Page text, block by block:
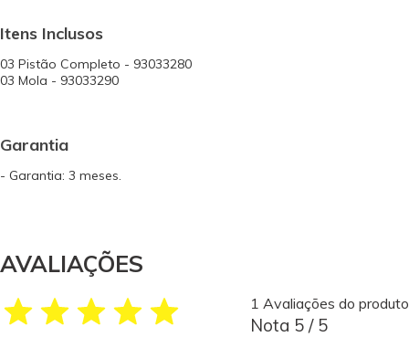
Itens Inclusos
03 Pistão Completo - 93033280
03 Mola - 93033290
Garantia
- Garantia: 3 meses.
AVALIAÇÕES
1 Avaliações do produto
Nota 5 / 5